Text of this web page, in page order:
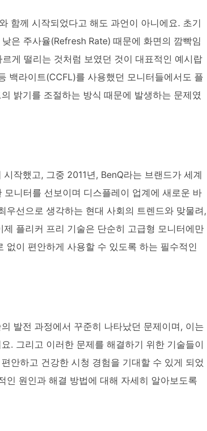
함께 시작되었다고 해도 과언이 아니에요. 초기
은 주사율(Refresh Rate) 때문에 화면의 깜빡임
게 떨리는 것처럼 보였던 것이 대표적인 예시랍
백라이트(CCFL)를 사용했던 모니터들에서도 플
밝기를 조절하는 방식 때문에 발생하는 문제였
작했고, 그중 2011년, BenQ라는 브랜드가 세계
니터를 선보이며 디스플레이 업계에 새로운 바
우선으로 생각하는 현대 사회의 트렌드와 맞물려,
플리커 프리 기술은 단순히 고급형 모니터에만
이 편안하게 사용할 수 있도록 하는 필수적인
발전 과정에서 꾸준히 나타났던 문제이며, 이는
. 그리고 이러한 문제를 해결하기 위한 기술들이
안하고 건강한 시청 경험을 기대할 수 있게 되었
인 원인과 해결 방법에 대해 자세히 알아보도록